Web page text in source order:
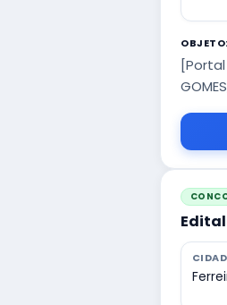
OBJETO:
[Portal